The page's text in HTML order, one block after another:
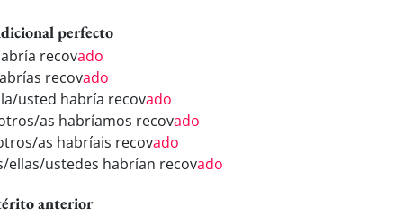
perfecto
recovado
recovado
usted habría recovado
as habríamos recovado
as habríais recovado
ellas/ustedes habrían recovado
anterior